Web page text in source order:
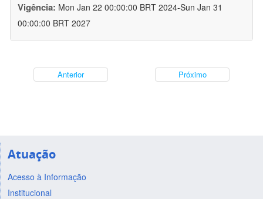
Vigência: Mon Jan 22 00:00:00 BRT 2024-Sun Jan 31
00:00:00 BRT 2027
Anterior Próximo
Atuação
Acesso à Informação
Institucional